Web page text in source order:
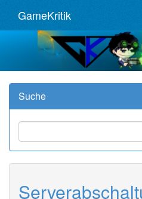
GameKritik
Suche